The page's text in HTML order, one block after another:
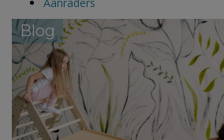
Blog